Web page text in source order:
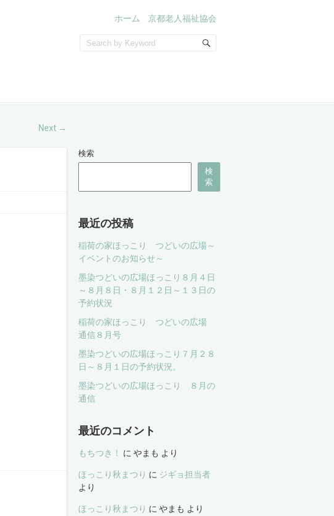
ホーム 京都老人福祉協会
Next →
検索
検
索
最近の投稿
稲荷の家ほっこり つどいの広場～
イベントのお知らせ～
墨染つどいの広場ほっこり８月４日
～８月８日・８月１２日～１３日の
予約状況
稲荷の家ほっこり つどいの広場
通信８月号
墨染つどいの広場ほっこり７月２８
日～８月１日の予約状況。
墨染つどいの広場ほっこり ８月の
通信
最近のコメント
もちつき！ にやまも より
ほっこり秋まつり に ジギョ担当者
より
ほっこり秋まつり にやまも より